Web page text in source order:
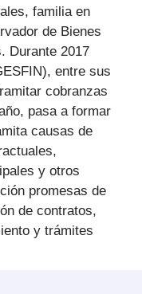
familia en
de Bienes
Durante 2017
entre sus
cobranzas
pasa a formar
causas de
y otros
promesas de
de contratos,
y trámites